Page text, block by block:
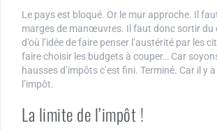
Le pays est bloqué. Or le mur approche. Il
marges de manœuvres. Il faut donc sortir du
d’où l’idée de faire penser l’austérité par les
faire choisir les budgets à couper… Car
hausses d’impôts c’est fini. Terminé. Car il y
l’impôt.
La limite de l’impôt !